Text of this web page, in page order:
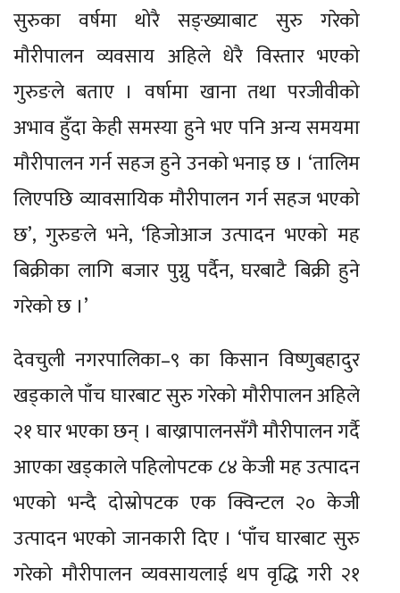
सुरुका वर्षमा थोरै सङ्ख्याबाट सुरु गरेको
मौरीपालन व्यवसाय अहिले धेरै विस्तार भएको
गुरुङले बताए । वर्षामा खाना तथा परजीवीको
अभाव हुँदा केही समस्या हुने भए पनि अन्य समयमा
मौरीपालन गर्न सहज हुने उनको भनाइ छ । ‘तालिम
लिएपछि व्यावसायिक मौरीपालन गर्न सहज भएको
छ’, गुरुङले भने, ‘हिजोआज उत्पादन भएको मह
बिक्रीका लागि बजार पुग्नु पर्दैन, घरबाटै बिक्री हुने
गरेको छ ।’
देवचुली नगरपालिका–९ का किसान विष्णुबहादुर
खड्काले पाँच घारबाट सुरु गरेको मौरीपालन अहिले
२१ घार भएका छन् । बाख्रापालनसँगै मौरीपालन गर्दै
आएका खड्काले पहिलोपटक ८४ केजी मह उत्पादन
भएको भन्दै दोस्रोपटक एक क्विन्टल २० केजी
उत्पादन भएको जानकारी दिए । ‘पाँच घारबाट सुरु
गरेको मौरीपालन व्यवसायलाई थप वृद्धि गरी २१